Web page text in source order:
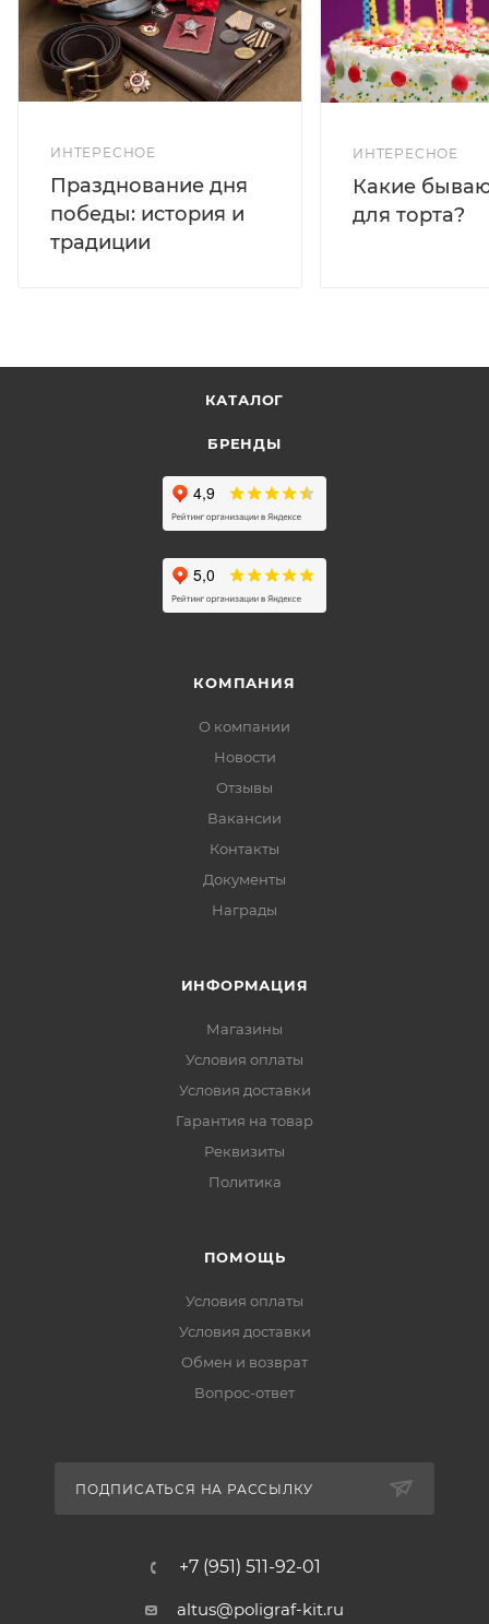
ИНТЕРЕСНОЕ
Празднование дня
победы: история и
традиции
ИНТЕРЕСНОЕ
Какие
для торта?
КАТАЛОГ
БРЕНДЫ
КОМПАНИЯ
О компании
Новости
Отзывы
Вакансии
Контакты
Документы
Награды
ИНФОРМАЦИЯ
Магазины
Условия оплаты
Условия доставки
Гарантия на товар
Реквизиты
Политика
ПОМОЩЬ
Условия оплаты
Условия доставки
Обмен и возврат
Вопрос-ответ
ПОДПИСАТЬСЯ НА РАССЫЛКУ
+7 (951) 511-92-01
altus@poligraf-kit.ru